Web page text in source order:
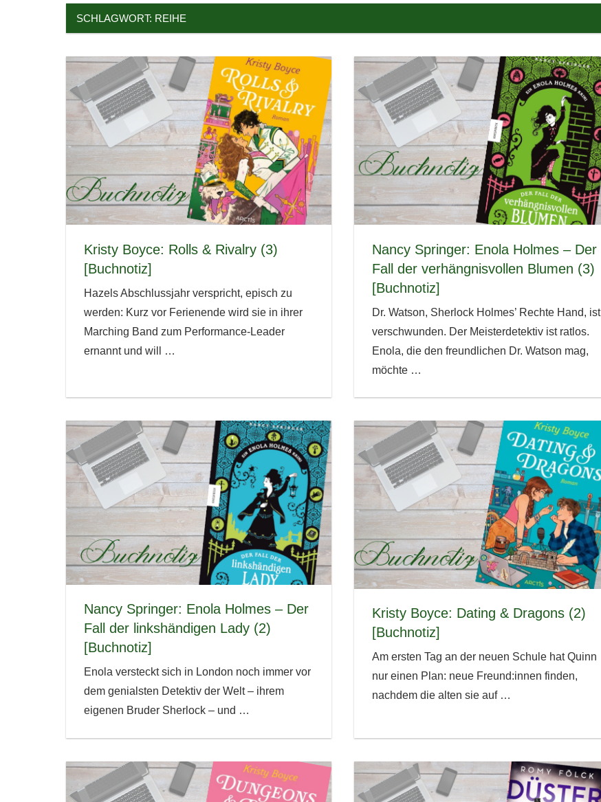
SCHLAGWORT: REIHE
Kristy Boyce: Rolls & Rivalry (3)
[Buchnotiz]
Hazels Abschlussjahr verspricht, episch zu
werden: Kurz vor Ferienende wird sie in ihrer
Marching Band zum Performance-Leader
ernannt und will
…
Nancy Springer: Enola Holmes – Der
Fall der verhängnisvollen Blumen (3)
[Buchnotiz]
Dr. Watson, Sherlock Holmes’ Rechte Hand, ist
verschwunden. Der Meisterdetektiv ist ratlos.
Enola, die den freundlichen Dr. Watson mag,
möchte …
Nancy Springer: Enola Holmes – Der
Fall der linkshändigen Lady (2)
[Buchnotiz]
Enola versteckt sich in London noch immer vor
dem genialsten Detektiv der Welt – ihrem
eigenen Bruder Sherlock – und …
Kristy Boyce: Dating & Dragons (2)
[Buchnotiz]
Am ersten Tag an der neuen Schule hat Quinn
nur einen Plan: neue Freund:innen finden,
nachdem die alten sie auf …